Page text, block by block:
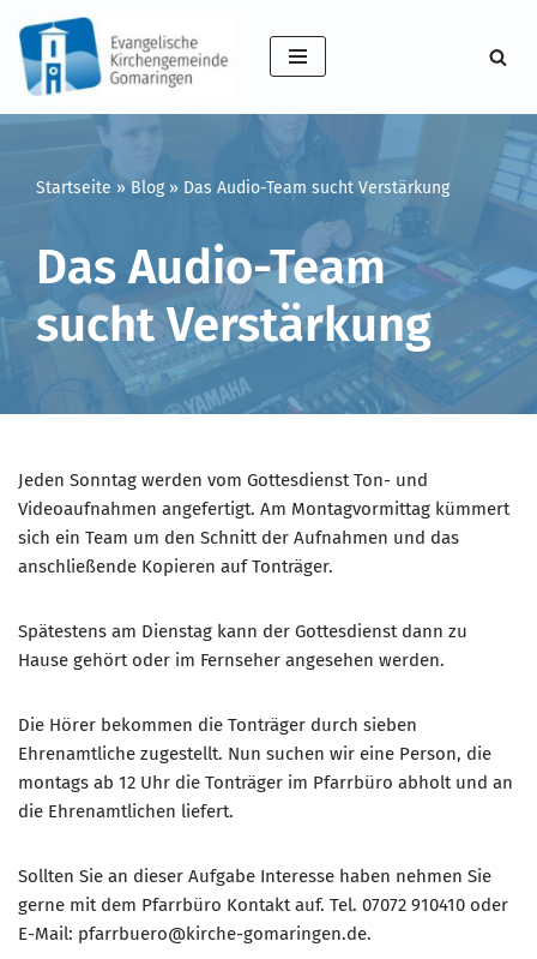
Zum
Inhalt
springen
Startseite » Blog» Das Audio-Team sucht Verstärkung
Das Audio-Team
sucht Verstärkung
Jeden Sonntag werden vom Gottesdienst Ton- und
Videoaufnahmen angefertigt. Am Montagvormittag kümmert
sich ein Team um den Schnitt der Aufnahmen und das
anschließende Kopieren auf Tonträger.
Spätestens am Dienstag kann der Gottesdienst dann zu
Hause gehört oder im Fernseher angesehen werden.
Die Hörer bekommen die Tonträger durch sieben
Ehrenamtliche zugestellt. Nun suchen wir eine Person, die
montags ab 12 Uhr die Tonträger im Pfarrbüro abholt und an
die Ehrenamtlichen liefert.
Sollten Sie an dieser Aufgabe Interesse haben nehmen Sie
gerne mit dem Pfarrbüro Kontakt auf. Tel. 07072 910410 oder
E-Mail: pfarrbuero@kirche-gomaringen.de.